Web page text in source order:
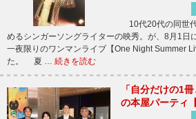
10代20代の同世
めるシンガーソングライターの映秀。が、8月1日
一夜限りのワンマンライブ【One Night Summer
た。 夏 … 続きを読む
「自分だけの1
の本屋パーティ